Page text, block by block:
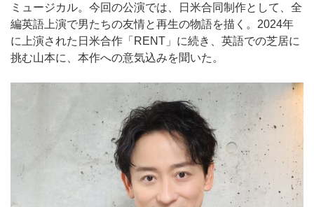
ミュージカル。今回の公演では、日米合同制作として、全
編英語上演で男たちの友情と再生の物語を描く。2024年
に上演された日米合作「RENT」に続き、英語での芝居に
挑む山本に、本作への意気込みを聞いた。